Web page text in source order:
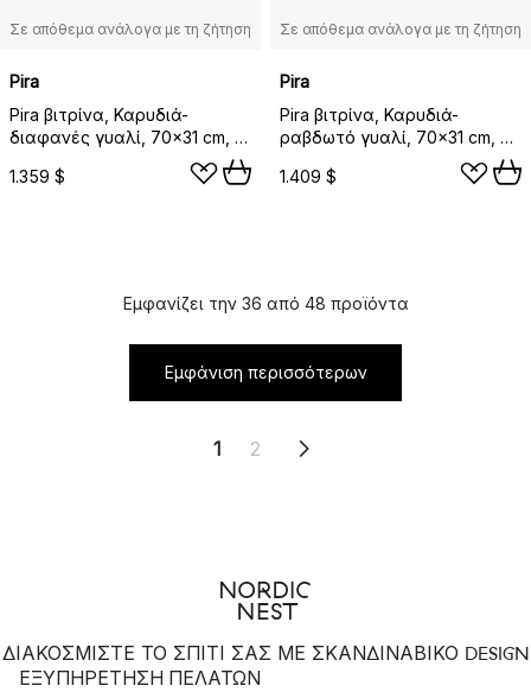
Σε απόθεμα ανάλογα με τη ζήτηση
Pira
Pira βιτρίνα, Καρυδιά-
διαφανές γυαλί, 70x31 cm, 4
1.359 $
Σε απόθεμα ανάλογα με τη ζήτηση
Pira
Pira βιτρίνα, Καρυδιά-
ραβδωτό γυαλί, 70x31 cm, 4
1.409 $
Εμφανίζει την 36 από 48 προϊόντα
Εμφάνιση περισσότερων
1 2
ΔΙΑΚΟΣΜΙΣΤΕ ΤΟ ΣΠΙΤΙ ΣΑΣ ΜΕ ΣΚΑΝΔΙΝΑΒΙΚΟ DESIGN
ΕΞΥΠΗΡΈΤΗΣΗ ΠΕΛΑΤΏΝ